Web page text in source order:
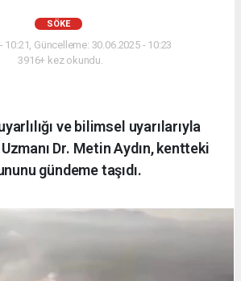
SÖKE
10:21, Güncelleme: 30.06.2025 - 10:23
3916+ kez okundu.
ve bilimsel uyarılarıyla
Dr. Metin Aydın, kentteki
gündeme taşıdı.